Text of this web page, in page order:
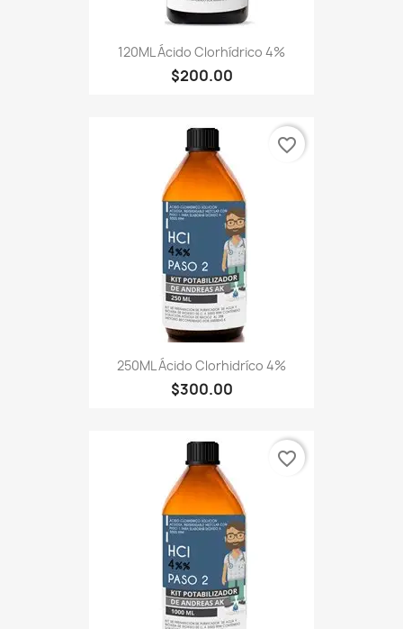
120ML Ácido Clorhídrico 4%
$200.00
250ML Ácido Clorhidríco 4%
$300.00
favorite_border
favorite_border